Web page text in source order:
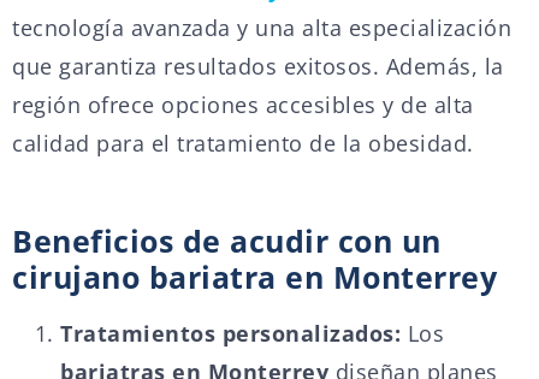
tecnología avanzada y una alta especialización
que garantiza resultados exitosos. Además, la
región ofrece opciones accesibles y de alta
calidad para el tratamiento de la obesidad.
Beneficios de acudir con un
cirujano bariatra en Monterrey
Tratamientos personalizados: Los
bariatras en Monterrey diseñan planes